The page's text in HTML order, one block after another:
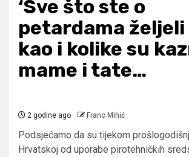
‘Sve što ste o
petardama željeli
kao i kolike su
mame i tate…
2 godine ago Franc Mihić
Podsjećamo da su tijekom
Hrvatskoj od uporabe pirotehničkih